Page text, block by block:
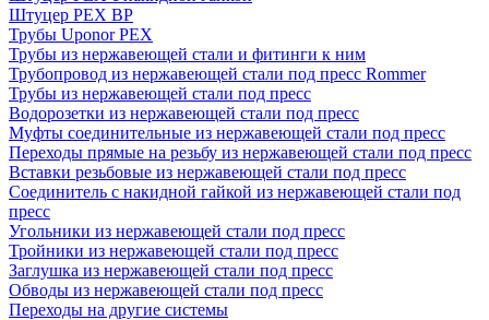
Штуцер PEX ВР
Трубы Uponor PEX
Трубы из нержавеющей стали и фитинги к ним
Трубопровод из нержавеющей стали под пресс Rommer
Трубы из нержавеющей стали под пресс
Водорозетки из нержавеющей стали под пресс
Муфты соединительные из нержавеющей стали под пресс
Переходы прямые на резьбу из нержавеющей стали под пресс
Вставки резьбовые из нержавеющей стали под пресс
Соединитель с накидной гайкой из нержавеющей стали под
пресс
Угольники из нержавеющей стали под пресс
Тройники из нержавеющей стали под пресс
Заглушка из нержавеющей стали под пресс
Обводы из нержавеющей стали под пресс
Переходы на другие системы